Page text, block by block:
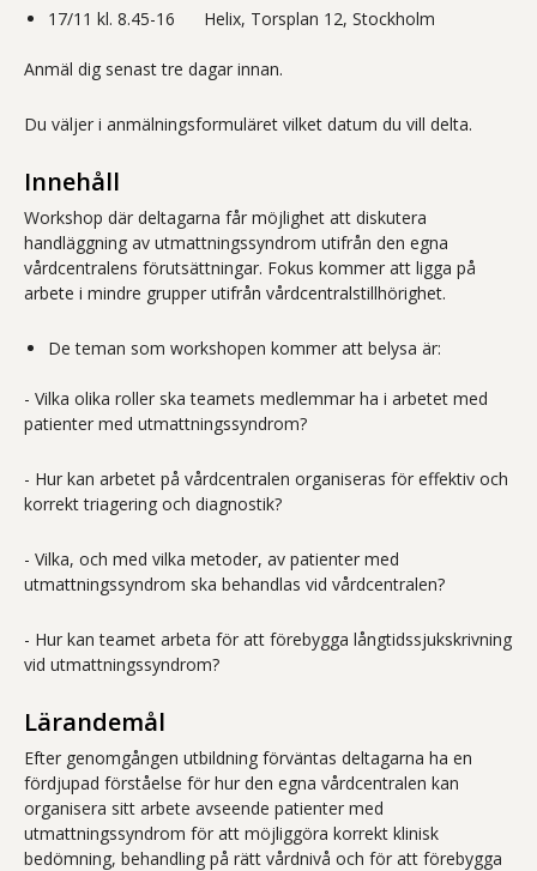
17/11 kl. 8.45-16 Helix, Torsplan 12, Stockholm
Anmäl dig senast tre dagar innan.
Du väljer i anmälningsformuläret vilket datum du vill delta.
Innehåll
Workshop där deltagarna får möjlighet att diskutera
handläggning av utmattningssyndrom utifrån den egna
vårdcentralens förutsättningar. Fokus kommer att ligga på
arbete i mindre grupper utifrån vårdcentralstillhörighet.
De teman som workshopen kommer att belysa är:
- Vilka olika roller ska teamets medlemmar ha i arbetet med
patienter med utmattningssyndrom?
- Hur kan arbetet på vårdcentralen organiseras för effektiv och
korrekt triagering och diagnostik?
- Vilka, och med vilka metoder, av patienter med
utmattningssyndrom ska behandlas vid vårdcentralen?
- Hur kan teamet arbeta för att förebygga långtidssjukskrivning
vid utmattningssyndrom?
Lärandemål
Efter genomgången utbildning förväntas deltagarna ha en
fördjupad förståelse för hur den egna vårdcentralen kan
organisera sitt arbete avseende patienter med
utmattningssyndrom för att möjliggöra korrekt klinisk
bedömning, behandling på rätt vårdnivå och för att förebygga